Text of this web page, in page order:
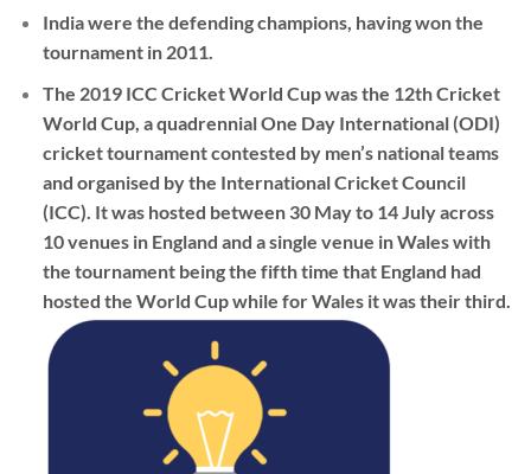
India were the defending champions, having won the
tournament in 2011.
The 2019 ICC Cricket World Cupwas the 12th Cricket
World Cup, a quadrennial One Day International (ODI)
cricket tournament contested by men’s national teams
and organised by the International Cricket Council
(ICC). It was hosted between 30 May to 14 July across
10 venues in England and a single venue in Wales with
the tournament being the fifth time that England had
hosted the World Cup while for Wales it was their third.